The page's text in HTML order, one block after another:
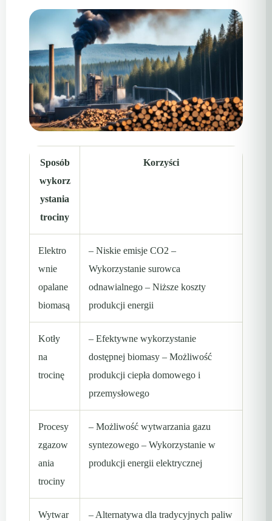
Sposób
wykorz
ystania
trociny
Korzyści
Elektro
wnie
opalane
biomasą
– Niskie emisje CO2 –
Wykorzystanie surowca
odnawialnego – Niższe koszty
produkcji energii
Kotły
na
trocinę
– Efektywne wykorzystanie
dostępnej biomasy – Możliwość
produkcji ciepła domowego i
przemysłowego
Procesy
zgazow
ania
trociny
– Możliwość wytwarzania gazu
syntezowego – Wykorzystanie w
produkcji energii elektrycznej
Wytwar
– Alternatywa dla tradycyjnych paliw